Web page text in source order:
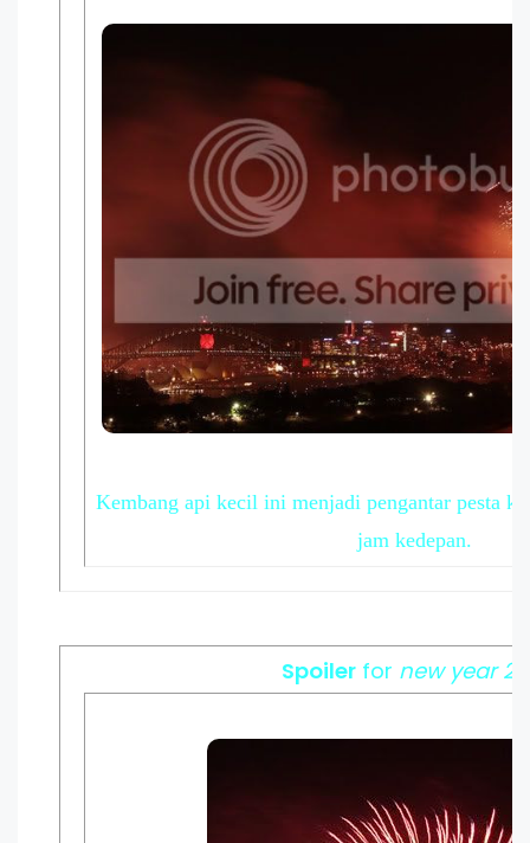
Kembang api kecil ini menjadi pengantar pesta
jam kedepan.
Spoiler for new year